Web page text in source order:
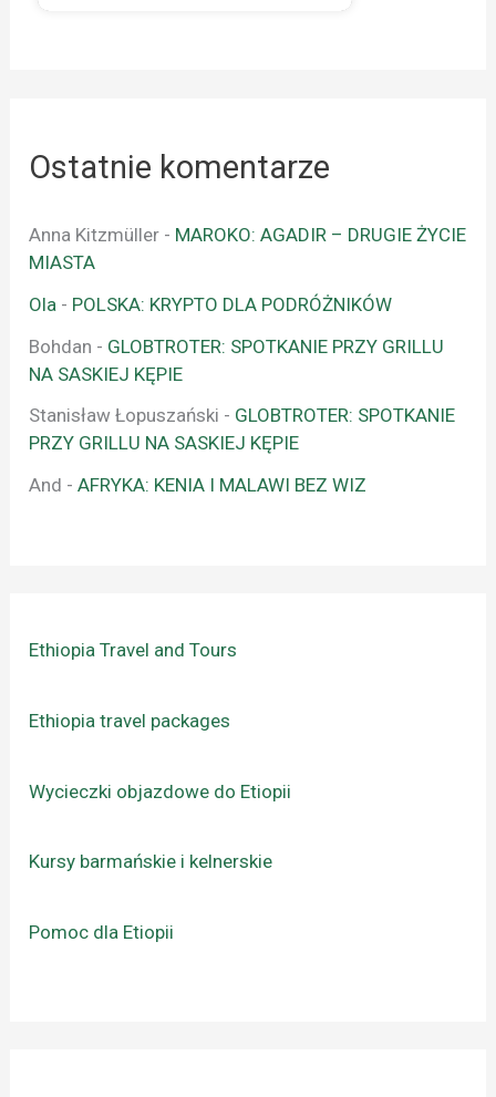
Ostatnie komentarze
Anna Kitzmüller - MAROKO: AGADIR – DRUGIE ŻYCIE
MIASTA
Ola - POLSKA: KRYPTO DLA PODRÓŻNIKÓW
Bohdan - GLOBTROTER: SPOTKANIE PRZY GRILLU
NA SASKIEJ KĘPIE
Stanisław Łopuszański - GLOBTROTER: SPOTKANIE
PRZY GRILLU NA SASKIEJ KĘPIE
And -AFRYKA: KENIA I MALAWI BEZ WIZ
Ethiopia Travel and Tours
Ethiopia travel packages
Wycieczki objazdowe do Etiopii
Kursy barmańskie i kelnerskie
Pomoc dla Etiopii